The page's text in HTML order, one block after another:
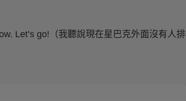
Let’s go!（我聽說現在星巴克外面沒有人排